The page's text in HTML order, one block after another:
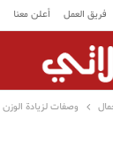
فريق العمل أعلن معنا
وصفات لزيادة الوزن